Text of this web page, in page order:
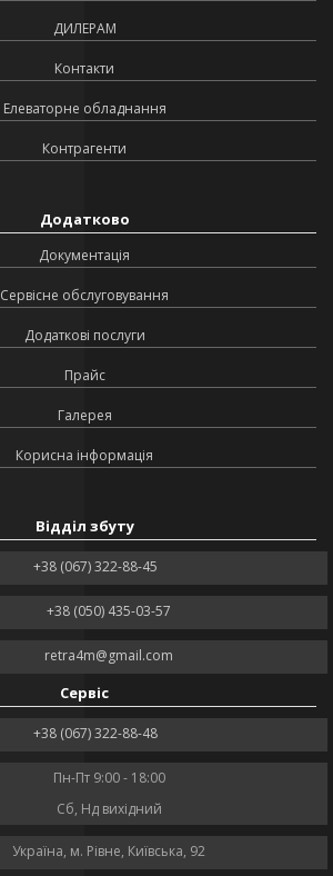
ДИЛЕРАМ
Контакти
Елеваторне обладнання
Контрагенти
Додатково
Документація
Сервісне обслуговування
Додаткові послуги
Прайс
Галерея
Корисна інформація
Відділ збуту
+38 (067) 322-88-45
+38 (050) 435-03-57
retra4m@gmail.com
Сервіс
+38 (067) 322-88-48
Пн-Пт 9:00 - 18:00
Сб, Нд вихідний
Україна, м. Рівне, Київська, 92